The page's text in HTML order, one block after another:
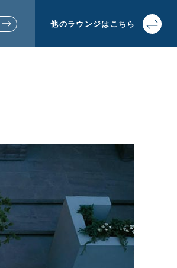
他のラウンジはこちら
▼土地活用・賃貸経営をお考えの方